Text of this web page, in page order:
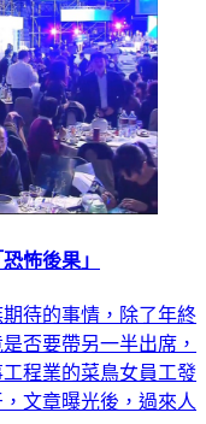
怖後果」
待的事情，除了年終
否要帶另一半出席，
程業的菜鳥女員工發
文章曝光後，過來人